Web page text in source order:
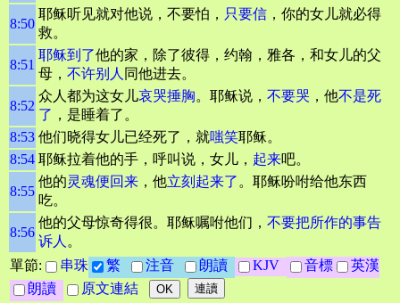
8:50
耶稣听见就对他说，不要怕， 只要信 ，你的女儿就必得
救。
8:51
耶稣到了他的家，除了彼得，约翰，雅各，和女儿的父
母， 不许别人 同他进去。
8:52
众人都为这女儿哀哭捶胸。耶稣说， 不要哭 ，他不是死
了 ，是睡着了。
8:53 他们晓得女儿已经死了，就嗤笑耶稣。
8:54 耶稣拉着他的手，呼叫说，女儿， 起来吧。
8:55
他的灵魂便回来 ，他立刻起来了 。耶稣吩咐给他东西
吃。
8:56
他的父母惊奇得很。耶稣嘱咐他们， 不要把所作的事告
诉人 。
單節:
串珠 繁 注音 朗讀 KJV 音標
英漢
朗讀
原文連結